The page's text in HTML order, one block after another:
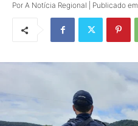
Por A Notícia Regional | Publicado em